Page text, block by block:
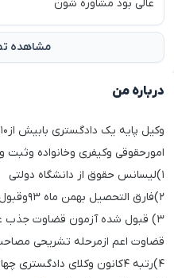
عالی بود مشاوره شون
مشاهده
درباره من
امورحقوقی وکیفری وخانواده وثبت
۱)لیسانس حقوق از دانشگاه دولتی
۲)فارق التحصیل بهمن ماه ۹۳وقبول شده درسال اول آزمون وکالت
قضاوت اعم ازمرحله تشریحی
۴)رتبه ۴کانون وکلای دادگستری چهارمحال وبختیاری درسال ۹۴